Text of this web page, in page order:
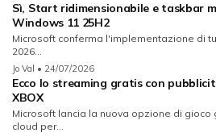
Sì, Start ridimensionabile e taskbar
Windows 11 25H2
Microsoft conferma l'implementazione di
2026...
Jo Val • 24/07/2026
Ecco lo streaming gratis con
XBOX
Microsoft lancia la nuova opzione di gioco
cloud per...